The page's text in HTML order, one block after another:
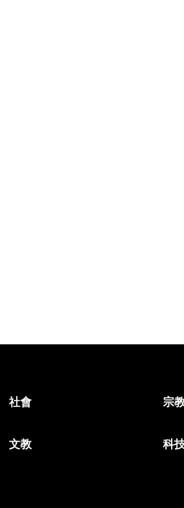
社會 宗
文教 科